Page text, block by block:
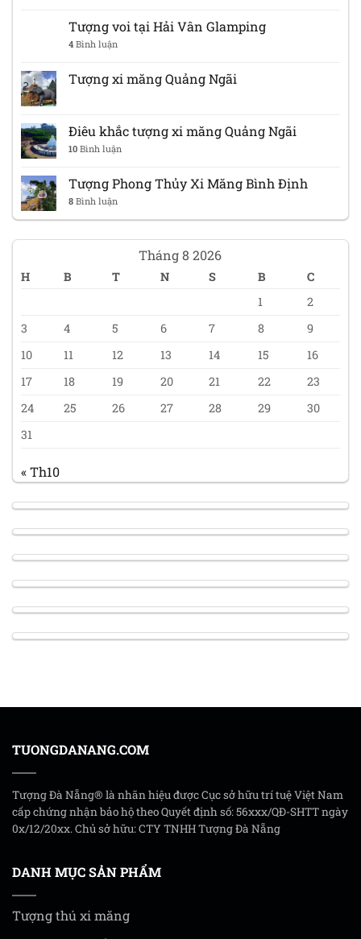
Tượng voi tại Hải Vân Glamping
4Bình luận
Tượng xi măng Quảng Ngãi
Điêu khắc tượng xi măng Quảng Ngãi
10Bình luận
Tượng Phong Thủy Xi Măng Bình Định
8Bình luận
Tháng 8 2026
H B T N S B
C
1
2
3
4 5 6 7 8
9
10
11 12 13 14 15
16
17
18 19 20 21 22
23
24
25 26 27 28 29
30
31
« Th10
TUONGDANANG.COM
Tượng Đà Nẵng® là nhãn hiệu được Cục sở hữu trí tuệ Việt Nam
cấp chứng nhận bảo hộ theo Quyết định số: 56xxx/QĐ-SHTT ngày
0x/12/20xx. Chủ sở hữu: CTY TNHH Tượng Đà Nẵng
DANH MỤC SẢN PHẨM
Tượng thú xi măng